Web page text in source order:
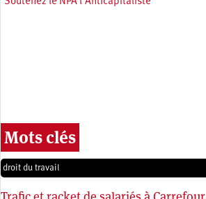
Mots clés
droit du travail